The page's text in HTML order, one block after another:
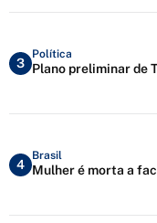
3
Política
Plano preliminar de
4
Brasil
Mulher é morta a